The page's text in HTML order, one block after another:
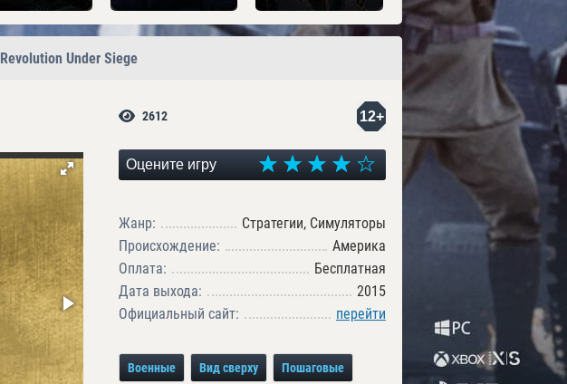
Revolution Under Siege
12+
2612
Оцените игру
Жанр:
Стратегии, Симуляторы
Происхождение:
Америка
Оплата:
Бесплатная
Дата выхода:
2015
Официальный сайт:
перейти
Военные Вид сверху Пошаговые